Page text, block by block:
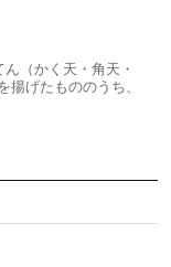
（かく天・角天・
揚げたもののうち、